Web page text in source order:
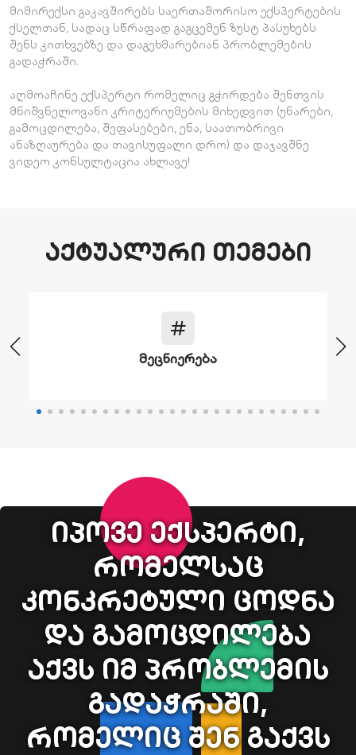
მიმირექსი გაკავშირებს საერთაშორისო ექსპერტების
ქსელთან, სადაც სწრაფად გაგცემენ ზუსტ პასუხებს
შენს კითხვებზე და დაგეხმარებიან პრობლემების
გადაჭრაში.
აღმოაჩინე ექსპერტი რომელიც გჭირდება შენთვის
მნიშვნელოვანი კრიტერიუმების მიხედვით (უნარები,
გამოცდილება, შეფასებები, ენა, საათობრივი
ანაზღაურება და თავისუფალი დრო) და დაჯავშნე
ვიდეო კონსულტაცია ახლავე!
აქტუალური თემები
მეცნიერება
იპოვე ექსპერტი,
რომელსაც
კონკრეტული ცოდნა
და გამოცდილება
აქვს იმ პრობლემის
გადაჭრაში,
რომელიც შენ გაქვს